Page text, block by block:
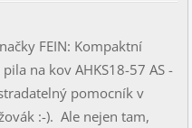
FEIN: Kompaktní
na kov AHKS18-57 AS -
pomocník v
:-). Ale nejen tam,